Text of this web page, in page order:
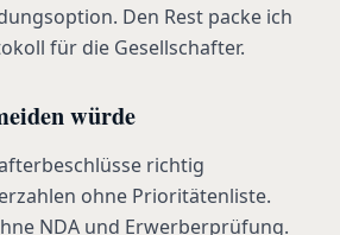
Den Rest packe ich
für die Gesellschafter.
würde
richtig
ohne Prioritätenliste.
NDA und Erwerberprüfung.